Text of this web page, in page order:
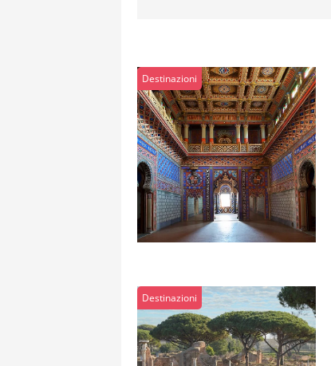
Destinazioni
Destinazioni